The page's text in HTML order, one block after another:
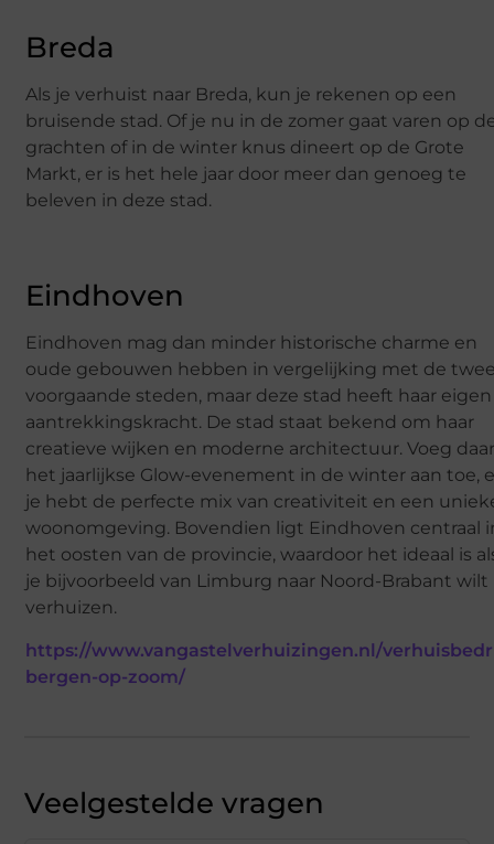
Breda
Als je verhuist naar Breda, kun je rekenen op een
bruisende stad. Of je nu in de zomer gaat varen op
grachten of in de winter knus dineert op de Grote
Markt, er is het hele jaar door meer dan genoeg te
beleven in deze stad.
Eindhoven
Eindhoven mag dan minder historische charme en
oude gebouwen hebben in vergelijking met de
voorgaande steden, maar deze stad heeft haar eigen
aantrekkingskracht. De stad staat bekend om haar
creatieve wijken en moderne architectuur. Voeg
het jaarlijkse Glow-evenement in de winter aan toe,
je hebt de perfecte mix van creativiteit en een
woonomgeving. Bovendien ligt Eindhoven centraal
het oosten van de provincie, waardoor het ideaal is
je bijvoorbeeld van Limburg naar Noord-Brabant wilt
verhuizen.
https://www.vangastelverhuizingen.nl/
bergen-op-zoom/
Veelgestelde vragen